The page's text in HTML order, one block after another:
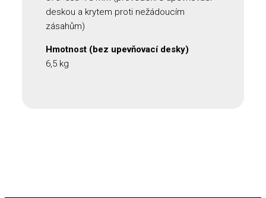
deskou a krytem proti nežádoucím
zásahům)
Hmotnost (bez upevňovací desky)
6,5 kg